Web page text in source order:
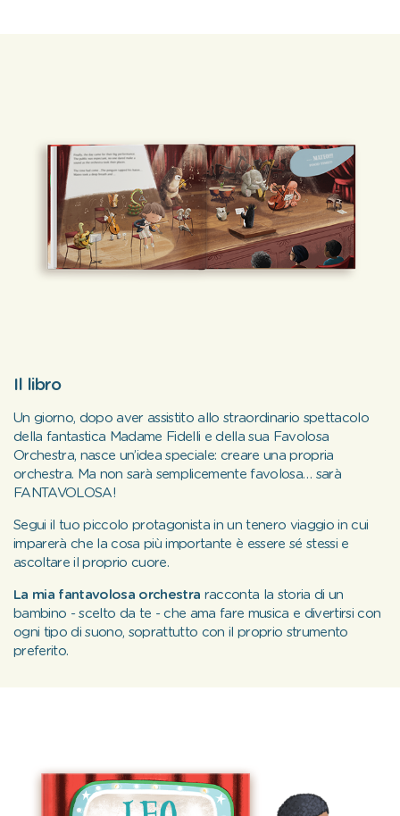
Il libro
Un giorno, dopo aver assistito allo straordinario spettacolo
della fantastica Madame Fidelli e della sua Favolosa
Orchestra, nasce un’idea speciale: creare una propria
orchestra. Ma non sarà semplicemente favolosa… sarà
FANTAVOLOSA!
Segui il tuo piccolo protagonista in un tenero viaggio in cui
imparerà che la cosa più importante è essere sé stessi e
ascoltare il proprio cuore.
La mia fantavolosa orchestra racconta la storia di un
bambino - scelto da te - che ama fare musica e divertirsi con
ogni tipo di suono, soprattutto con il proprio strumento
preferito.